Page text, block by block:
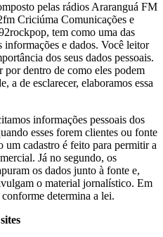
pelas rádios Araranguá FM
Criciúma Comunicações e
tem como uma das
informações e dados. Você leitor
dos seus dados pessoais.
por dentro de como eles podem
a de esclarecer, elaboramos essa
informações pessoais dos
esses forem clientes ou fonte
um cadastro é feito para permitir a
Já no segundo, os
os dados junto à fonte e,
o material jornalístico. Em
determina a lei.